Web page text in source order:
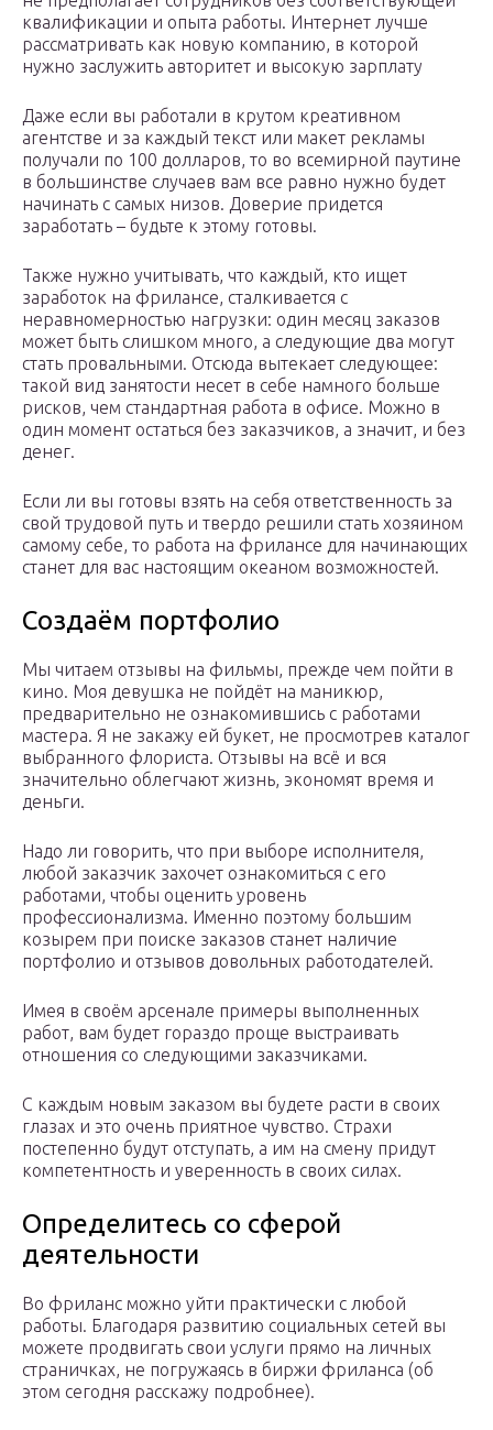
квалификации и опыта работы. Интернет лучше
рассматривать как новую компанию, в которой
нужно заслужить авторитет и высокую зарплату
Даже если вы работали в крутом креативном
агентстве и за каждый текст или макет рекламы
получали по 100 долларов, то во всемирной паутине
в большинстве случаев вам все равно нужно будет
начинать с самых низов. Доверие придется
заработать – будьте к этому готовы.
Также нужно учитывать, что каждый, кто ищет
заработок на фрилансе, сталкивается с
неравномерностью нагрузки: один месяц заказов
может быть слишком много, а следующие два могут
стать провальными. Отсюда вытекает следующее:
такой вид занятости несет в себе намного больше
рисков, чем стандартная работа в офисе. Можно в
один момент остаться без заказчиков, а значит, и без
денег.
Если ли вы готовы взять на себя ответственность за
свой трудовой путь и твердо решили стать хозяином
самому себе, то работа на фрилансе для начинающих
станет для вас настоящим океаном возможностей.
Создаём портфолио
Мы читаем отзывы на фильмы, прежде чем пойти в
кино. Моя девушка не пойдёт на маникюр,
предварительно не ознакомившись с работами
мастера. Я не закажу ей букет, не просмотрев каталог
выбранного флориста. Отзывы на всё и вся
значительно облегчают жизнь, экономят время и
деньги.
Надо ли говорить, что при выборе исполнителя,
любой заказчик захочет ознакомиться с его
работами, чтобы оценить уровень
профессионализма. Именно поэтому большим
козырем при поиске заказов станет наличие
портфолио и отзывов довольных работодателей.
Имея в своём арсенале примеры выполненных
работ, вам будет гораздо проще выстраивать
отношения со следующими заказчиками.
С каждым новым заказом вы будете расти в своих
глазах и это очень приятное чувство. Страхи
постепенно будут отступать, а им на смену придут
компетентность и уверенность в своих силах.
Определитесь со сферой
деятельности
Во фриланс можно уйти практически с любой
работы. Благодаря развитию социальных сетей вы
можете продвигать свои услуги прямо на личных
страничках, не погружаясь в биржи фриланса (об
этом сегодня расскажу подробнее).